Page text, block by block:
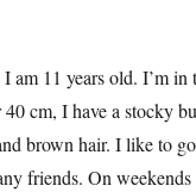
am 11 years old. I’m in
40 cm, I have a stocky
brown hair. I like to
friends. On